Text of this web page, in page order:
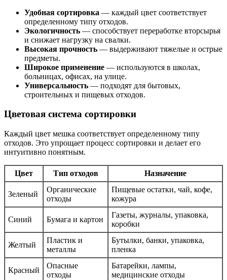
Удобная сортировка — каждый цвет соответствует
определенному типу отходов.
Экологичность — способствует переработке вторсырья
и снижает нагрузку на свалки.
Высокая прочность — выдерживают тяжелые и острые
предметы.
Широкое применение — используются в школах,
больницах, офисах, на улице.
Универсальность — подходят для бытовых,
строительных и пищевых отходов.
Цветовая система сортировки
Каждый цвет мешка соответствует определенному типу
отходов. Это упрощает процесс сортировки и делает его
интуитивно понятным.
Цвет Тип отходов Назначение
Зеленый
Органические
отходы
Пищевые остатки, чай, кофе,
кожура
Синий Бумага и картон
Газеты, журналы, упаковка,
коробки
Желтый
Пластик и
металлы
Бутылки, банки, упаковка,
пленка
Красный
Опасные
отходы
Батарейки, лампы,
медицинские отходы